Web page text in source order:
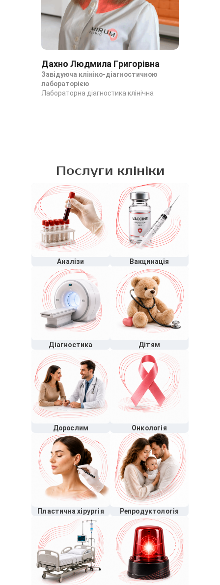
Дахно Людмила Григорівна
Завідуюча клініко-діагностичною
лабораторією
Лабораторна діагностика клінічна
Послуги клініки
Аналізи Вакцинація
Діагностика Дітям
Дорослим Онкологія
Пластична хірургія Репродуктологія